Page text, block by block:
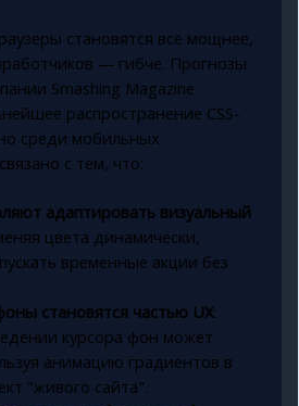
становятся всё мощнее,
— гибче. Прогнозы
Smashing Magazine
распространение CSS-
среди мобильных
с тем, что:
адаптировать визуальный
цвета динамически,
временные акции без
становятся частью UX:
курсора фон может
анимацию градиентов в
"живого сайта".